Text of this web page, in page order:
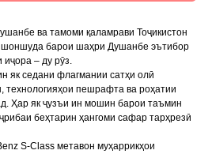
ва тамоми қаламрави Тоҷикистон
барои шаҳри Душанбе эътибор
иҷора – ду рӯз.
як седани флагмании сатҳи олӣ
технологияҳои пешрафта ва роҳатии
Ҳар як ҷузъи ин мошин барои таъмин
беҳтарин ҳангоми сафар тарҳрезӣ
S-Class метавон муҳаррикҳои